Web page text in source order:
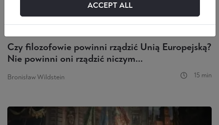
Analizy Filozofia Społeczeństwo
Czy filozofowie powinni rządzić Unią Europejską?
Nie powinni oni rządzić niczym...
Bronisław Wildstein 15 min
ACCEPT ALL